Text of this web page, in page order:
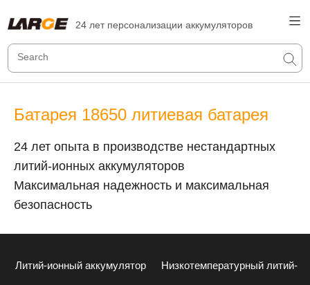
24 лет персонализации аккумуляторов
Батарея 18650 литиевая батарея
24 лет опыта в производстве нестандартных
литий-ионных аккумуляторов
Максимальная надежность и максимальная
безопасность
Литий-ионный аккумулятор Низкотемпературный литий-